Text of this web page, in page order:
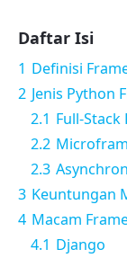
Daftar Isi
1 Definisi
2 Jenis Python
2.1 Full-
2.2
2.3
3 Keuntungan
4 Macam
4.1 Django